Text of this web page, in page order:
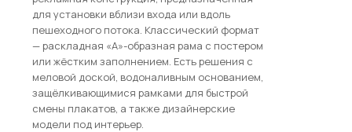
для установки вблизи входа или вдоль
пешеходного потока. Классический формат
— раскладная «А»-образная рама с постером
или жёстким заполнением. Есть решения с
меловой доской, водоналивным основанием,
защёлкивающимися рамками для быстрой
смены плакатов, а также дизайнерские
модели под интерьер.